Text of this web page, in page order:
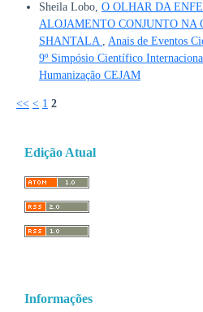
Sheila Lobo, O OLHAR DA
ALOJAMENTO CONJUNTO NA
SHANTALA , Anais de Eventos
9º Simpósio Científico
Humanização CEJAM
<< < 1 2
Edição Atual
Informações